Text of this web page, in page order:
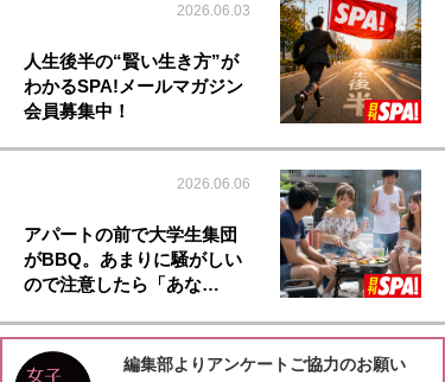
2026.06.03
人生後半の“賢い生き方”が
わかるSPA!メールマガジン
会員募集中！
2026.06.06
アパートの前で大学生集団
がBBQ。あまりに騒がしい
ので注意したら「あな…